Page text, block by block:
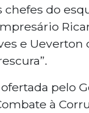
chefes do
e Ueverton
pelo
à